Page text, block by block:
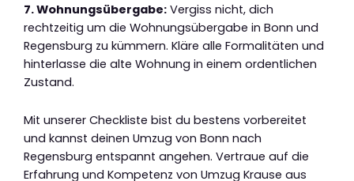
7. Wohnungsübergabe: Vergiss nicht, dich
rechtzeitig um die Wohnungsübergabe in Bonn und
Regensburg zu kümmern. Kläre alle Formalitäten und
hinterlasse die alte Wohnung in einem ordentlichen
Zustand.
Mit unserer Checkliste bist du bestens vorbereitet
und kannst deinen Umzug von Bonn nach
Regensburg entspannt angehen. Vertraue auf die
Erfahrung und Kompetenz von Umzug Krause aus